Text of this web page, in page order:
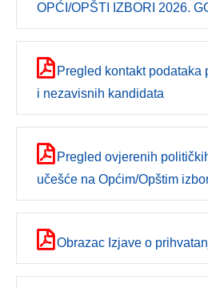
OPĆI/OPŠTI IZBORI 2026.
Pregled kontakt podataka
i nezavisnih kandidata
Pregled ovjerenih
učešće na Općim/Opštim
Obrazac Izjave o